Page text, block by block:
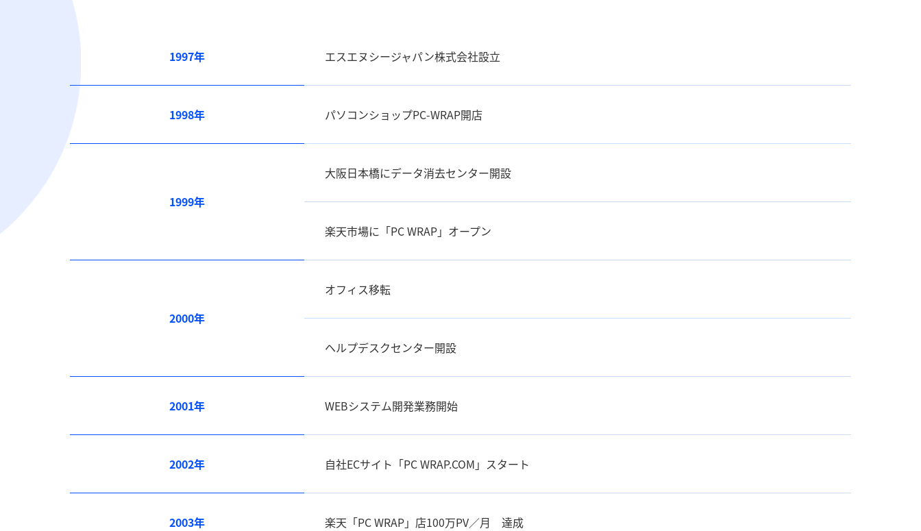
1997年 エスエヌシージャパン株式会社設立
1998年 パソコンショップPC-WRAP開店
1999年
大阪日本橋にデータ消去センター開設
楽天市場に「PC WRAP」オープン
2000年
オフィス移転
ヘルプデスクセンター開設
2001年 WEBシステム開発業務開始
2002年 自社ECサイト「PC WRAP.COM」スタート
2003年 楽天「PC WRAP」店100万PV／月 達成